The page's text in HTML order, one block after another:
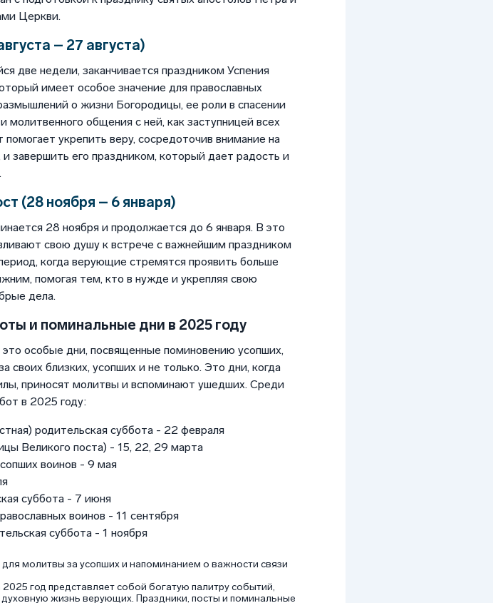
Церкви.
– 27 августа)
две недели, заканчивается праздником Успения
имеет особое значение для православных
о жизни Богородицы, ее роли в спасении
молитвенного общения с ней, как заступницей всех
укрепить веру, сосредоточив внимание на
и завершить его праздником, который дает радость и
(28 ноября – 6 января)
28 ноября и продолжается до 6 января. В это
свою душу к встрече с важнейшим праздником
когда верующие стремятся проявить больше
помогая тем, кто в нужде и укрепляя свою
дела.
и поминальные дни в 2025 году
особые дни, посвященные поминовению усопших,
своих близких, усопших и не только. Это дни, когда
приносят молитвы и вспоминают ушедших. Среди
в 2025 году:
родительская суббота - 22 февраля
Великого поста) - 15, 22, 29 марта
воинов - 9 мая
суббота - 7 июня
воинов - 11 сентября
суббота - 1 ноября
молитвы за усопших и напоминанием о важности связи
год представляет собой богатую палитру событий,
жизнь верующих. Праздники, посты и поминальные